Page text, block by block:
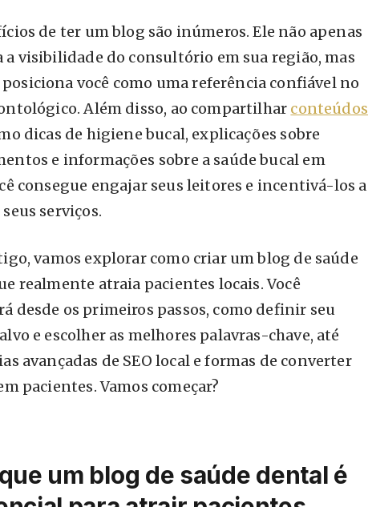
de ter um blog são inúmeros. Ele não apenas
a visibilidade do consultório em sua região, mas
você como uma referência confiável no
Além disso, ao compartilhar conteúdos
dicas de higiene bucal, explicações sobre
e informações sobre a saúde bucal em
consegue engajar seus leitores e incentivá-los a
serviços.
vamos explorar como criar um blog de saúde
realmente atraia pacientes locais. Você
desde os primeiros passos, como definir seu
e escolher as melhores palavras-chave, até
avançadas de SEO local e formas de converter
pacientes. Vamos começar?
um blog de saúde dental é